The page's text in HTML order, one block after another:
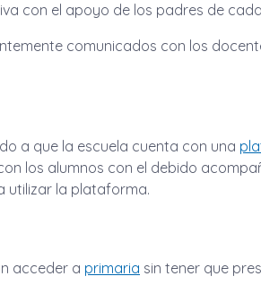
con el apoyo de los padres de
comunicados con los
a que la escuela cuenta con una
los alumnos con el debido
utilizar la plataforma.
acceder a primaria sin tener que